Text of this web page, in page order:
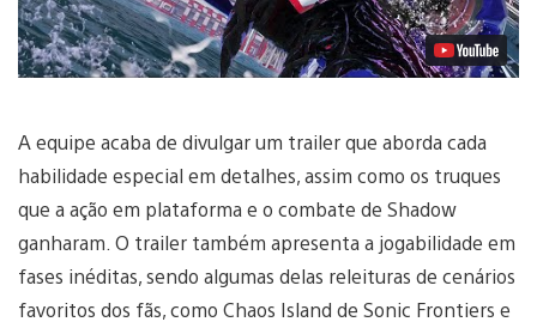
A equipe acaba de divulgar um trailer que aborda cada
habilidade especial em detalhes, assim como os truques
que a ação em plataforma e o combate de Shadow
ganharam. O trailer também apresenta a jogabilidade em
fases inéditas, sendo algumas delas releituras de cenários
favoritos dos fãs, como Chaos Island de Sonic Frontiers e